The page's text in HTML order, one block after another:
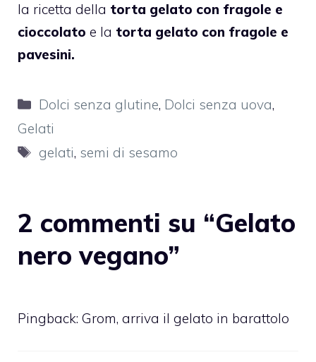
la ricetta della torta gelato con fragole e
cioccolato e la torta gelato con fragole e
pavesini.
Categorie
Dolci senza glutine, Dolci senza uova,
Gelati
Tag
gelati, semi di sesamo
2 commenti su “Gelato
nero vegano”
Pingback: Grom, arriva il gelato in barattolo